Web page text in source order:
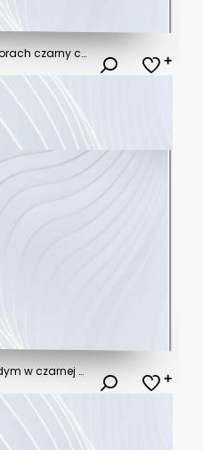
Ziarniste gradientowe tło w kolorach czarny czerwony, niebieski szum tekstura na tapecie. Szablon baneru lub plakatu w stylu graficznym retro. Światła ledowe holo bokeh na projekcie okładki
Czerwona, falująca mgła lub dym w czarnej przestrzeni